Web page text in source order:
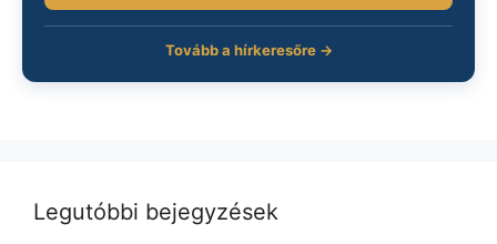
Tovább a hírkeresőre →
Legutóbbi bejegyzések